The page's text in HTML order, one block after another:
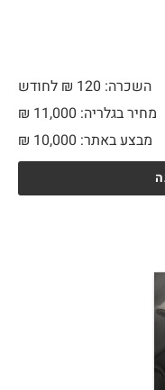
השכרה: 120 ₪ לחודש
מחיר בגלריה: 11,000 ₪
מבצע באתר:
₪ 10,000